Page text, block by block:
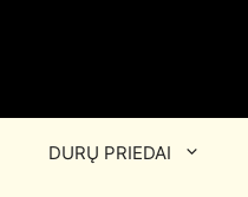
DURŲ PRIEDAI